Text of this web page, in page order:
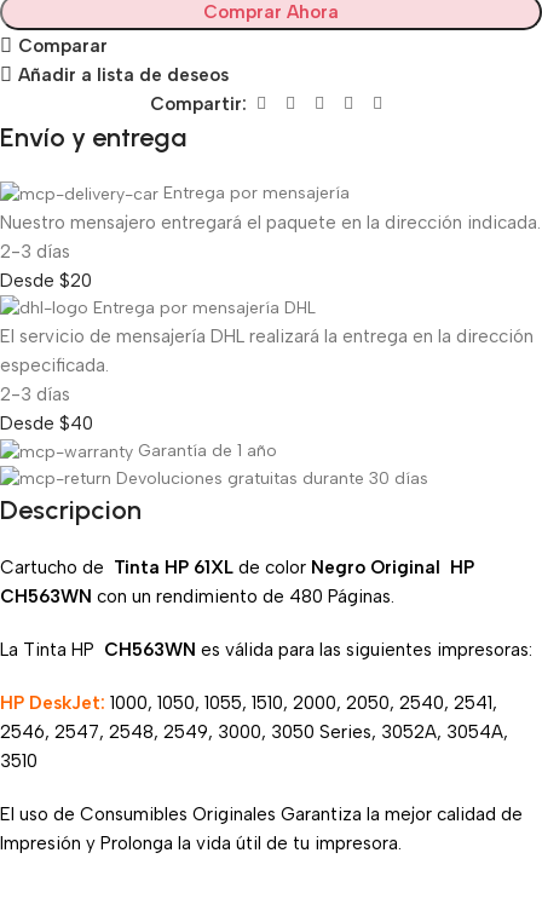
Comprar Ahora
Comparar
Añadir a lista de deseos
Compartir:
Envío y entrega
Entrega por mensajería
Nuestro mensajero entregará el paquete en la dirección indicada.
2-3 días
Desde $20
Entrega por mensajería DHL
El servicio de mensajería DHL realizará la entrega en la dirección
especificada.
2-3 días
Desde $40
Garantía de 1 año
Devoluciones gratuitas durante 30 días
Descripcion
Cartucho de Tinta HP 61XL de color Negro Original HP
CH563WN con un rendimiento de 480 Páginas.
La Tinta HP CH563WN es válida para las siguientes impresoras:
HP DeskJet: 1000, 1050, 1055, 1510, 2000, 2050, 2540, 2541,
2546, 2547, 2548, 2549, 3000, 3050 Series, 3052A, 3054A,
3510
El uso de Consumibles Originales Garantiza la mejor calidad de
Impresión y Prolonga la vida útil de tu impresora.